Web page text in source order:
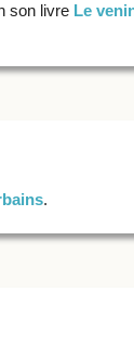
son livre Le
.